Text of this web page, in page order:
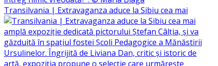
Transilvania | Extravaganza aduce la Sibiu cea mai